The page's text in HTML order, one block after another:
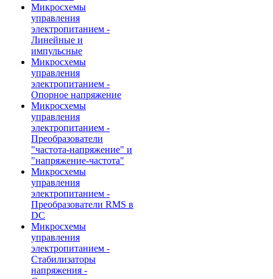
Микросхемы
управления
электропитанием -
Линейные и
импульсные
Микросхемы
управления
электропитанием -
Опорное напряжение
Микросхемы
управления
электропитанием -
Преобразователи
"частота-напряжение" и
"напряжение-частота"
Микросхемы
управления
электропитанием -
Преобразователи RMS в
DC
Микросхемы
управления
электропитанием -
Стабилизаторы
напряжения -